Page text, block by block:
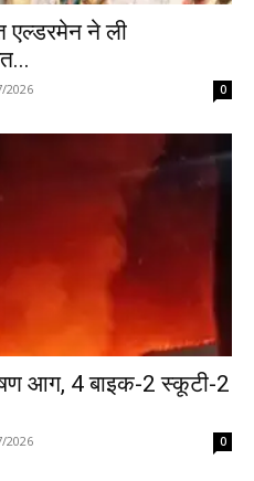
एल्डरमेन ने ली
2026 0
आग, 4 बाइक-2 स्कूटी-2
2026 0